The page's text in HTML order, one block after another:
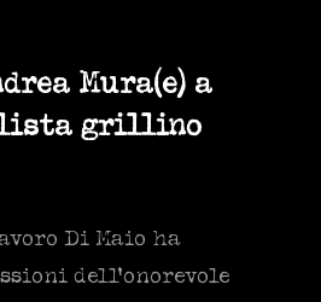
Mura(e) a
grillino
Di Maio ha
dell’onorevole